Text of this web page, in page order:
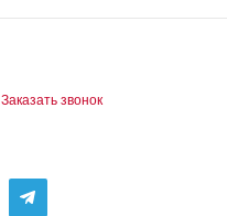
Заказать звонок